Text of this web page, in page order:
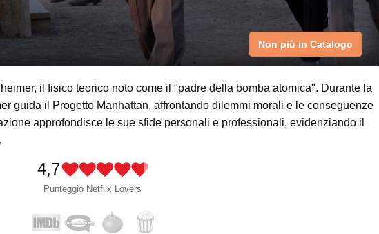
Non più in Catalogo
il fisico teorico noto come il "padre della bomba atomica". Durante la
guida il Progetto Manhattan, affrontando dilemmi morali e le conseguenze
approfondisce le sue sfide personali e professionali, evidenziando il
4,7
Punteggio Netflix Lovers